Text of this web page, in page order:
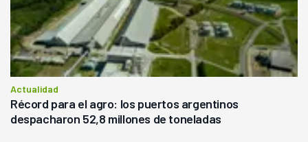
Actualidad
Récord para el agro: los puertos argentinos
despacharon 52,8 millones de toneladas